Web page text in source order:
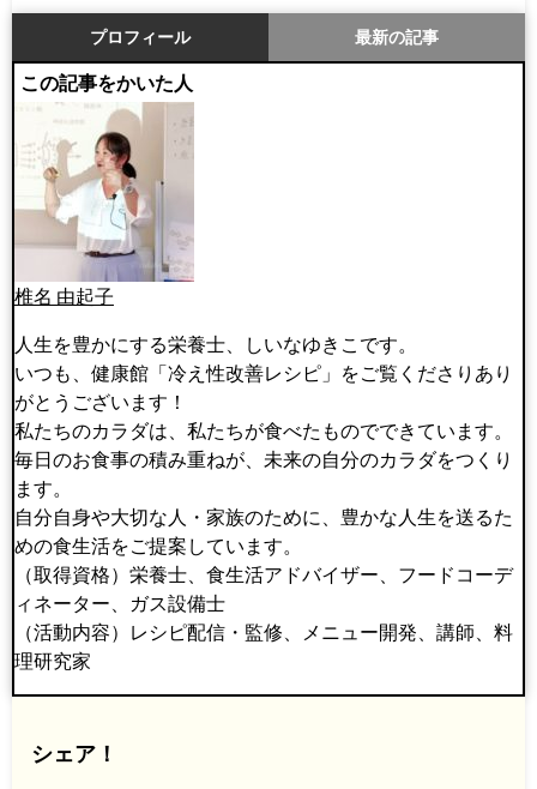
プロフィール 最新の記事
この記事をかいた人
椎名 由起子
人生を豊かにする栄養士、しいなゆきこです。
いつも、健康館「冷え性改善レシピ」をご覧くださりあり
がとうございます！
私たちのカラダは、私たちが食べたものでできています。
毎日のお食事の積み重ねが、未来の自分のカラダをつくり
ます。
自分自身や大切な人・家族のために、豊かな人生を送るた
めの食生活をご提案しています。
（取得資格）栄養士、食生活アドバイザー、フードコーデ
ィネーター、ガス設備士
（活動内容）レシピ配信・監修、メニュー開発、講師、料
理研究家
シェア！